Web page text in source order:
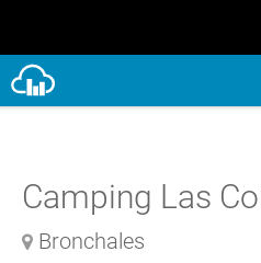
Camping Las
Bronchales